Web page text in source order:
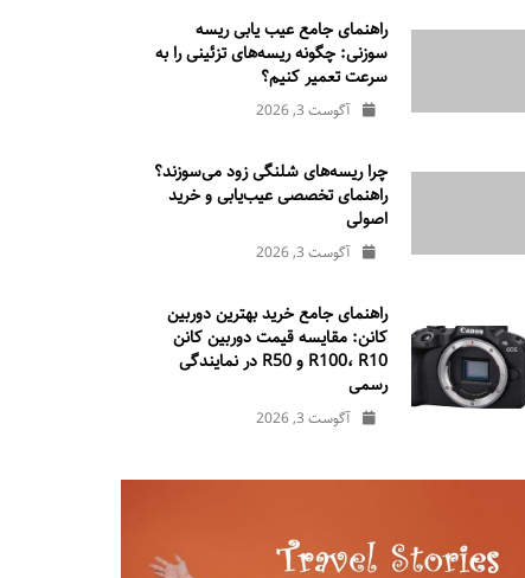
راهنمای جامع عیب یابی ریسه
سوزنی: چگونه ریسه‌های تزئینی را به
سرعت تعمیر کنیم؟
آگوست 3, 2026
چرا ریسه‌های شلنگی زود می‌سوزند؟
راهنمای تخصصی عیب‌یابی و خرید
اصولی
آگوست 3, 2026
راهنمای جامع خرید بهترین دوربین
کانن: مقایسه قیمت دوربین کانن
R100، R10 و R50 در نمایندگی
رسمی
آگوست 3, 2026